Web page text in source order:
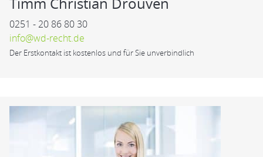
0251 - 20 86 80 30
info@wd-recht.de
Der Erstkontakt ist kostenlos und für Sie unverbindlich